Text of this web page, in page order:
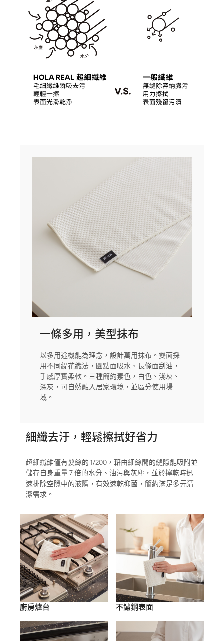
一條多用，美型抹布
以多用途機能為理念，設計萬用抹布。雙面採
用不同緹花織法，圓點面吸水、長條面刮油，
手感厚實柔軟。三種簡約素色，白色、淺灰、
深灰，可自然融入居家環境，並區分使用場
域。
細纖去汙，輕鬆擦拭好省力
超細纖維僅有髮絲的 1/200，藉由細絲間的縫隙能吸附並
儲存自身重量 7 倍的水分、油污與灰塵，並於擰乾時迅
速排除空隙中的液體，有效速乾抑菌，簡約滿足多元清
潔需求。
廚房爐台 不鏽鋼表面